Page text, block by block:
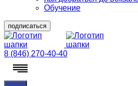
Обучение
подписаться
8 (846) 270-40-40